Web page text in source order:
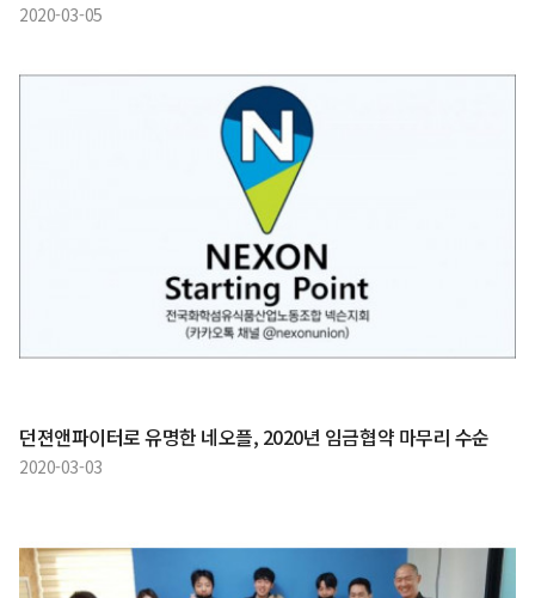
2020-03-05
던젼앤파이터로 유명한 네오플, 2020년 임금협약 마무리 수순
2020-03-03